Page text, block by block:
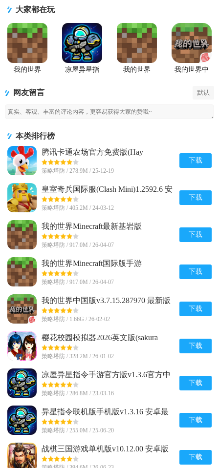
大家都在玩
我的世界
凉屋异星指
我的世界
我的世界中
网友留言 默认
本类排行榜
腾讯卡通农场官方免费版(Hay
Day)v1.71.1 安卓最新版
策略塔防 / 278.9M / 25-12-19
下载
皇室奇兵国际服(Clash Mini)1.2592.6 安
卓最新版
策略塔防 / 405.2M / 24-03-12
下载
我的世界Minecraft最新基岩版
v1.26.20.24 安卓免付费版
策略塔防 / 917.0M / 26-04-07
下载
我的世界Minecraft国际版手游
v1.26.20.24 官方最新版
策略塔防 / 917.0M / 26-04-07
下载
我的世界中国版v3.7.15.287970 最新版
策略塔防 / 1.66G / 26-02-02
下载
樱花校园模拟器2026英文版(sakura
schoolsimulator)v1.047.03 手机版
策略塔防 / 328.2M / 26-01-02
下载
凉屋异星指令手游官方版v1.3.6官方中
文最新版
策略塔防 / 286.8M / 23-03-16
下载
异星指令联机版手机版v1.3.16 安卓最
新版
策略塔防 / 255.0M / 25-06-20
下载
战棋三国游戏单机版v10.12.00 安卓版
下载